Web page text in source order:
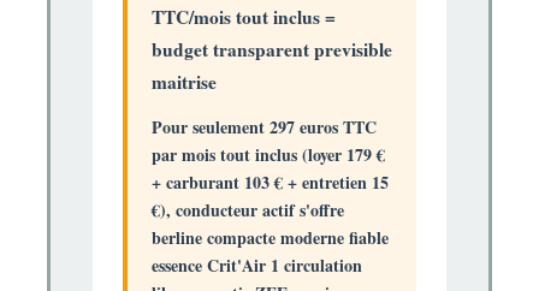
TTC/mois tout inclus =
budget transparent previsible
maitrise
Pour seulement297 euros TTC
par mois tout inclus(loyer 179 €
+ carburant 103 € + entretien 15
€), conducteur actif s'offre
berline compacte moderne fiable
essence Crit'Air 1 circulation